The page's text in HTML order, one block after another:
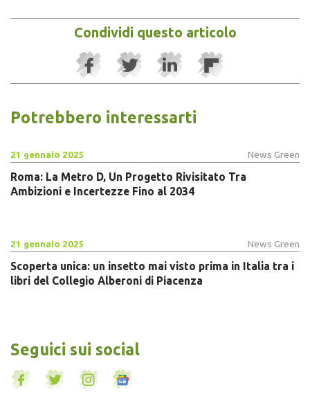
Condividi questo articolo
Potrebbero interessarti
21 gennaio 2025 News Green
Roma: La Metro D, Un Progetto Rivisitato Tra
Ambizioni e Incertezze Fino al 2034
21 gennaio 2025 News Green
Scoperta unica: un insetto mai visto prima in Italia tra i
libri del Collegio Alberoni di Piacenza
Seguici sui social